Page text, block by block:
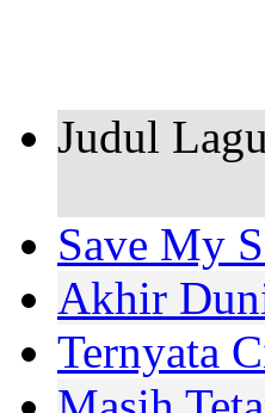
Judul Lagu
Save My
Akhir
Ternyata